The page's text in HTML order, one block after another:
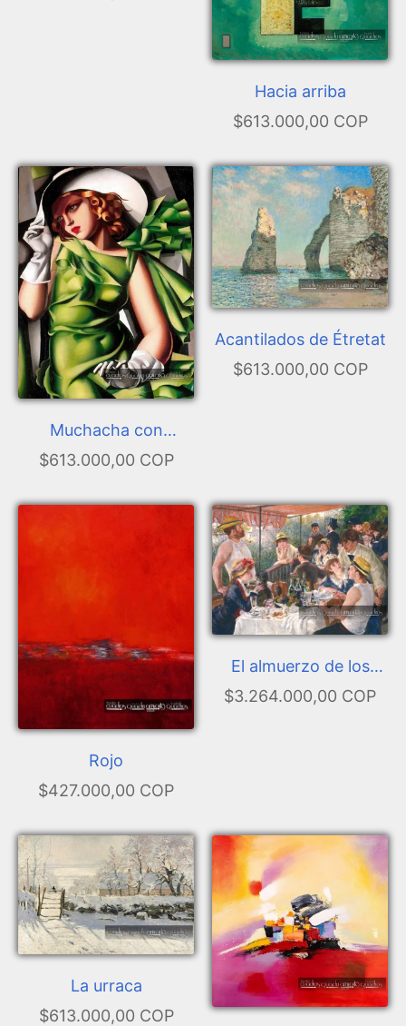
Hacia arriba
$613.000,00 COP
Muchacha con
guantes
$613.000,00 COP
Acantilados de Étretat
$613.000,00 COP
Rojo
$427.000,00 COP
El almuerzo de los
remeros
$3.264.000,00 COP
La urraca
$613.000,00 COP